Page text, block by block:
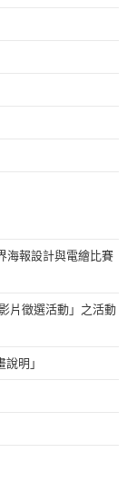
海報設計與電繪比賽
片徵選活動」之活動
明」